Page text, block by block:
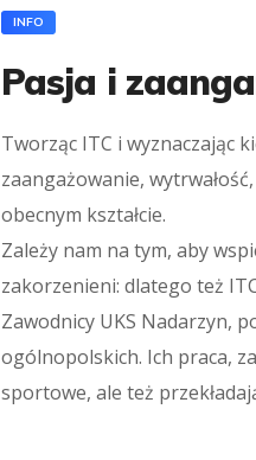
INFO
Pasja i
Tworząc ITC i wyznaczając
zaangażowanie,
obecnym kształcie.
Zależy nam na tym, aby
zakorzenieni: dlatego też
Zawodnicy UKS Nadarzyn,
ogólnopolskich. Ich praca,
sportowe, ale też